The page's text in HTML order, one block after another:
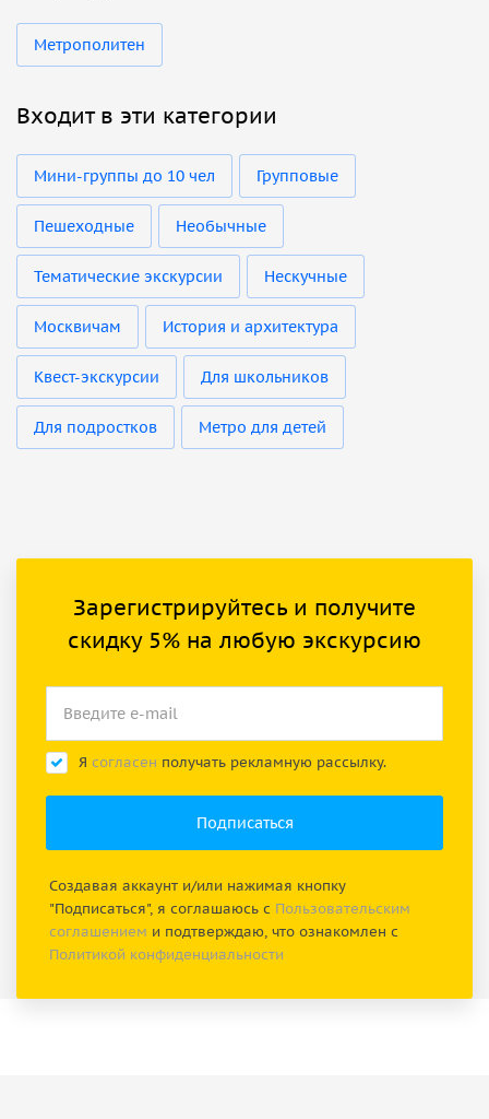
Метрополитен
Входит в эти категории
Мини-группы до 10 чел Групповые
Пешеходные Необычные
Тематические экскурсии Нескучные
Москвичам История и архитектура
Квест-экскурсии Для школьников
Для подростков Метро для детей
Зарегистрируйтесь и получите
скидку 5% на любую экскурсию
Я согласен получать рекламную рассылку.
Создавая аккаунт и/или нажимая кнопку
"Подписаться", я соглашаюсь с Пользовательским
соглашением и подтверждаю, что ознакомлен с
Политикой конфиденциальности